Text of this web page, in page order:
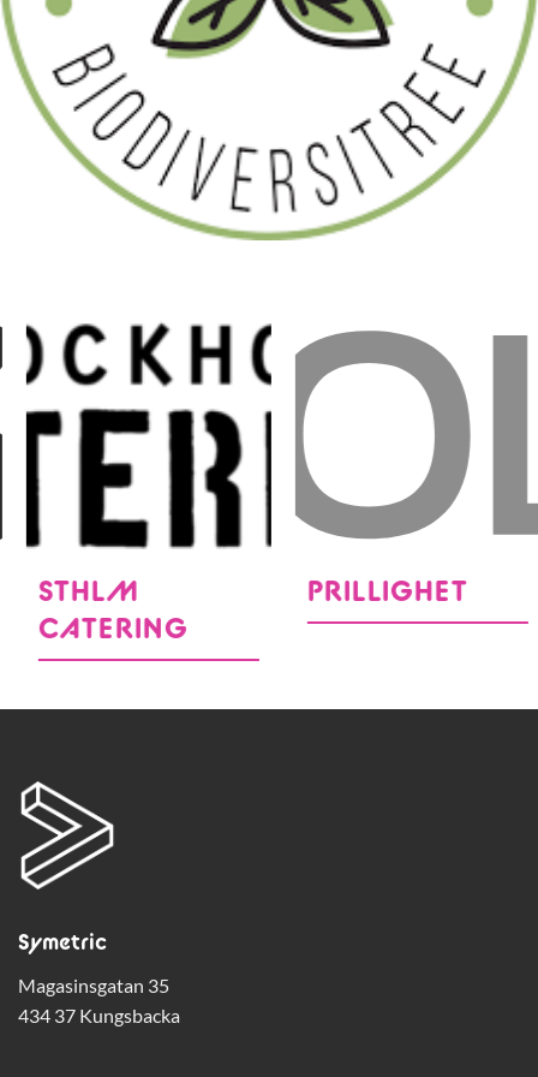
STHLM
CATERING
PRILLIGHET
Symetric
Magasinsgatan 35
434 37 Kungsbacka